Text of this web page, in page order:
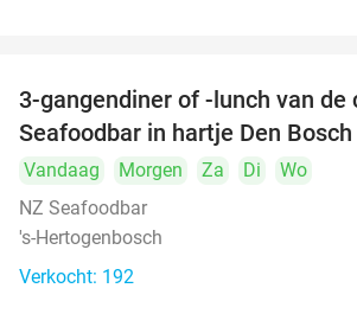
3-gangendiner of -lunch van de
Seafoodbar in hartje Den Bosch
Vandaag Morgen Za Di
Wo
NZ Seafoodbar
's-Hertogenbosch
Verkocht: 192